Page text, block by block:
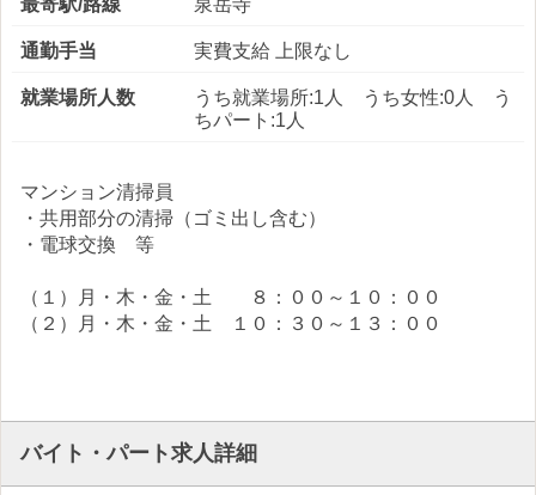
最寄駅/路線 泉岳寺
通勤手当 実費支給 上限なし
就業場所人数
うち就業場所:1人 うち女性:0人 う
ちパート:1人
マンション清掃員
・共用部分の清掃（ゴミ出し含む）
・電球交換 等
（１）月・木・金・土 ８：００～１０：００
（２）月・木・金・土 １０：３０～１３：００
バイト・パート求人詳細